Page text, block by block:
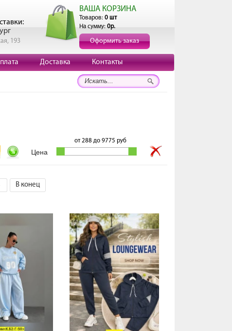
193
ВАША КОРЗИНА
Товаров: 0 шт
На сумму: 0р.
Оформить заказ
Доставка Контакты
от288до 9775 руб
В конец